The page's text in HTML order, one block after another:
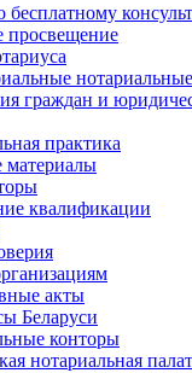
просвещение
граждан и
практика
материалы
квалификации
акты
Беларуси
конторы
нотариальная